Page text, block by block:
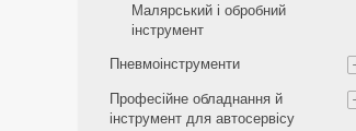
Малярський і обробний
інструмент
Пневмоінструменти
Професійне обладнання й
інструмент для автосервісу